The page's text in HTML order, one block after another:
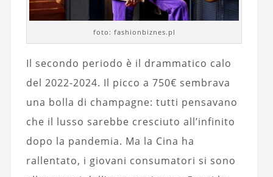
foto: fashionbiznes.pl
Il secondo periodo è il drammatico calo
del 2022-2024. Il picco a 750€ sembrava
una bolla di champagne: tutti pensavano
che il lusso sarebbe cresciuto all’infinito
dopo la pandemia. Ma la Cina ha
rallentato, i giovani consumatori si sono